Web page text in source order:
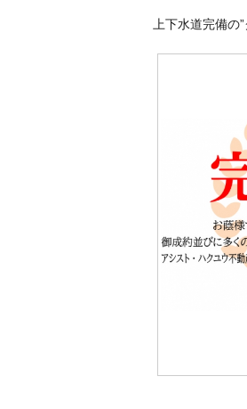
上下水道完備